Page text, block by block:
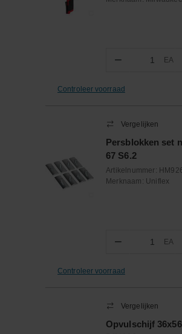
− Aantal
EA
Controleer voorraad
Vergelijken
Persblokken set
67 S6.2
Artikelnummer:
Merknaam: Uniflex
− Aantal
EA
Controleer voorraad
Vergelijken
Opvulschijf